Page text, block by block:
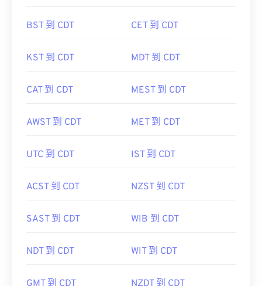
BST 到 CDT CET 到 CDT
KST 到 CDT MDT 到 CDT
CAT 到 CDT MEST 到 CDT
AWST 到 CDT MET 到 CDT
UTC 到 CDT IST 到 CDT
ACST 到 CDT NZST 到 CDT
SAST 到 CDT WIB 到 CDT
NDT 到 CDT WIT 到 CDT
GMT 到 CDT NZDT 到 CDT